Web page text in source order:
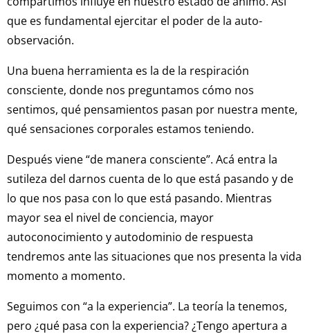
que es fundamental ejercitar el poder de la auto-
observación.
Una buena herramienta es la de la respiración
consciente, donde nos preguntamos cómo nos
sentimos, qué pensamientos pasan por nuestra mente,
qué sensaciones corporales estamos teniendo.
Después viene “de manera consciente”. Acá entra la
sutileza del darnos cuenta de lo que está pasando y de
lo que nos pasa con lo que está pasando. Mientras
mayor sea el nivel de conciencia, mayor
autoconocimiento y autodominio de respuesta
tendremos ante las situaciones que nos presenta la vida
momento a momento.
Seguimos con “a la experiencia”. La teoría la tenemos,
pero ¿qué pasa con la experiencia? ¿Tengo apertura a